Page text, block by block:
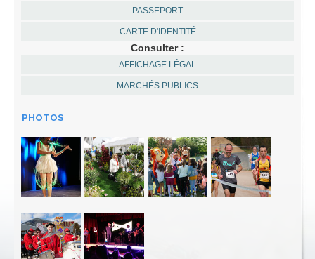
PASSEPORT
CARTE D'IDENTITÉ
Consulter :
AFFICHAGE LÉGAL
MARCHÉS PUBLICS
PHOTOS